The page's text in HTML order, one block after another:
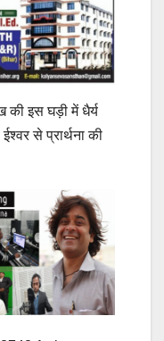
की इस घड़ी में धैर्य
से प्रार्थना की